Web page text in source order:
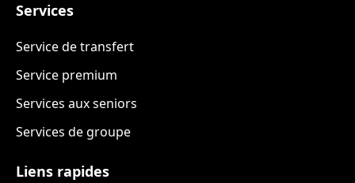
Services
Service de transfert
Service premium
Services aux seniors
Services de groupe
Liens rapides